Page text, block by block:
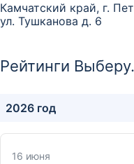
Камчатский край, г.
ул. Тушканова д. 6
Отделение
Республика Бурятия, г.
Отделение
Рейтинги
2026 год
16 июня